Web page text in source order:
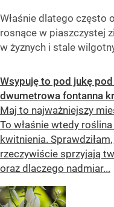
Właśnie dlatego często
rosnące w piaszczystej
w żyznych i stale
Wsypuję to pod jukę
dwumetrowa fontanna
Maj to najważniejszy
To właśnie wtedy
kwitnienia.
rzeczywiście sprzyjają
oraz dlaczego nadmiar...